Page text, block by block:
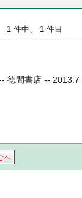
1 件中、 1 件目
徳間書店 -- 2013.7
へ